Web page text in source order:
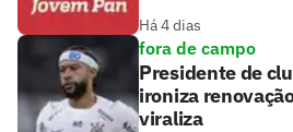
Há 4 dias
fora de campo
Presidente de
ironiza
viraliza